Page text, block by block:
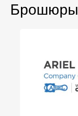
Брошюры